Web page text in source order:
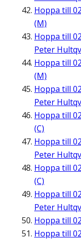
Hoppa till
(M)
Hoppa till
Peter
Hoppa till
(M)
Hoppa till
Peter
Hoppa till
(C)
Hoppa till
Peter
Hoppa till
(C)
Hoppa till
Peter
Hoppa till
Hoppa till